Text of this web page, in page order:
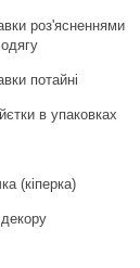
роз'ясненнями
потайні
в упаковках
(кіперка)